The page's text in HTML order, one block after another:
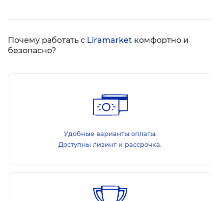
Почему работать с Liramarket комфортно и
безопасно?
Удобные варианты оплаты.
Доступны лизинг и рассрочка.